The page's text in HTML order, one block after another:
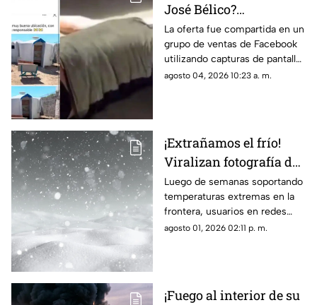
José Bélico?
Publicación en redes
desata diversas
opiniones en Ciudad
Juárez
La oferta fue compartida en un
grupo de ventas de Facebook
utilizando capturas de pantalla
tomadas del canal Unique
agosto 04, 2026 10:23 a. m.
¡Extrañamos el frío!
Viralizan fotografía del
Cerro de la Biblia con
nieve tras días con más
de 40 grados en Juárez
Luego de semanas soportando
temperaturas extremas en la
frontera, usuarios en redes
sociales añoran las nevadas de
agosto 01, 2026 02:11 p. m.
¡Fuego al interior de su